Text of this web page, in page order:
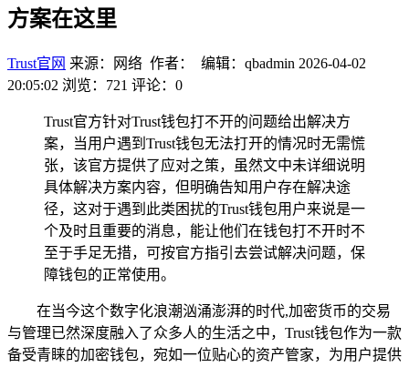
方案在这里
Trust官网 来源：网络 作者： 编辑：qbadmin 2026-04-02
20:05:02 浏览：721 评论：0
Trust官方针对Trust钱包打不开的问题给出解决方
案，当用户遇到Trust钱包无法打开的情况时无需慌
张，该官方提供了应对之策，虽然文中未详细说明
具体解决方案内容，但明确告知用户存在解决途
径，这对于遇到此类困扰的Trust钱包用户来说是一
个及时且重要的消息，能让他们在钱包打不开时不
至于手足无措，可按官方指引去尝试解决问题，保
障钱包的正常使用。
在当今这个数字化浪潮汹涌澎湃的时代,加密货币的交易
与管理已然深度融入了众多人的生活之中，Trust钱包作为一款
备受青睐的加密钱包，宛如一位贴心的资产管家，为用户提供